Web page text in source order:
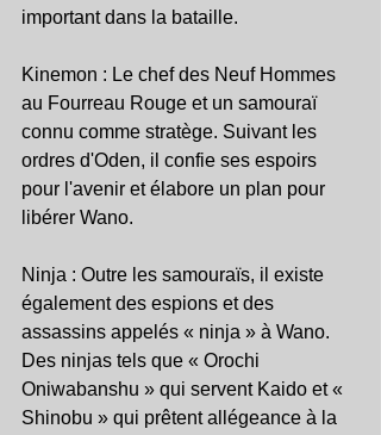
important dans la bataille.
Kinemon : Le chef des Neuf Hommes
au Fourreau Rouge et un samouraï
connu comme stratège. Suivant les
ordres d'Oden, il confie ses espoirs
pour l'avenir et élabore un plan pour
libérer Wano.
Ninja : Outre les samouraïs, il existe
également des espions et des
assassins appelés « ninja » à Wano.
Des ninjas tels que « Orochi
Oniwabanshu » qui servent Kaido et «
Shinobu » qui prêtent allégeance à la